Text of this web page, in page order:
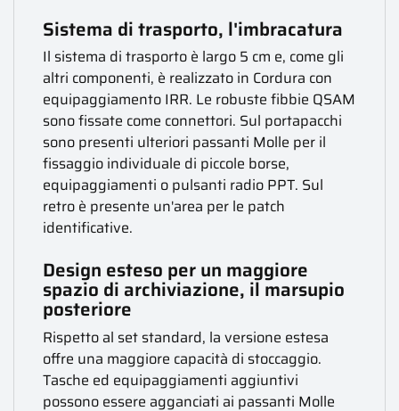
Sistema di trasporto, l'imbracatura
Il sistema di trasporto è largo 5 cm e, come gli
altri componenti, è realizzato in Cordura con
equipaggiamento IRR. Le robuste fibbie QSAM
sono fissate come connettori. Sul portapacchi
sono presenti ulteriori passanti Molle per il
fissaggio individuale di piccole borse,
equipaggiamenti o pulsanti radio PPT. Sul
retro è presente un'area per le patch
identificative.
Design esteso per un maggiore
spazio di archiviazione, il marsupio
posteriore
Rispetto al set standard, la versione estesa
offre una maggiore capacità di stoccaggio.
Tasche ed equipaggiamenti aggiuntivi
possono essere agganciati ai passanti Molle